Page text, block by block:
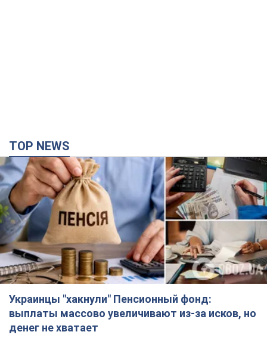
TOP NEWS
Украинцы "хакнули" Пенсионный фонд:
выплаты массово увеличивают из-за исков, но
денег не хватает